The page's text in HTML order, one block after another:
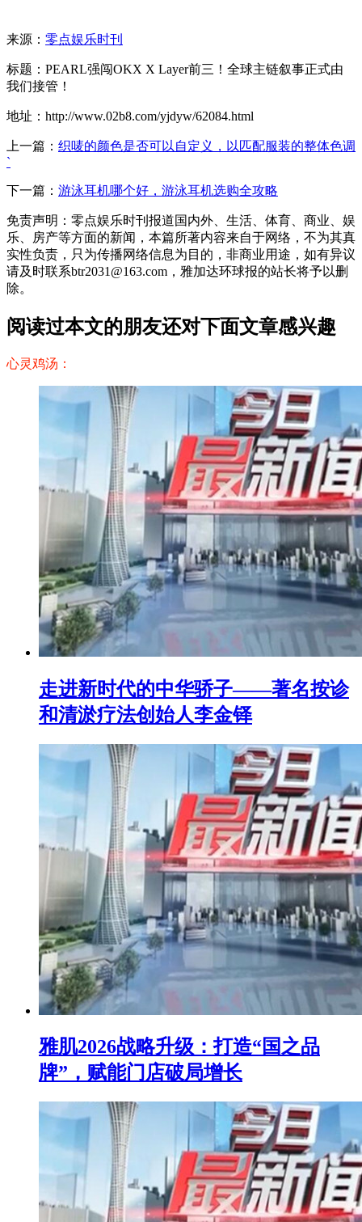
来源： 零点娱乐时刊
标题：PEARL强闯OKX X Layer前三！全球主链叙事正式由
我们接管！
地址：http://www.02b8.com/yjdyw/62084.html
上一篇： 织唛的颜色是否可以自定义，以匹配服装的整体色调
`
下一篇： 游泳耳机哪个好，游泳耳机选购全攻略
免责声明：零点娱乐时刊报道国内外、生活、体育、商业、娱
乐、房产等方面的新闻，本篇所著内容来自于网络，不为其真
实性负责，只为传播网络信息为目的，非商业用途，如有异议
请及时联系btr2031@163.com，雅加达环球报的站长将予以删
除。
阅读过本文的朋友还对下面文章感兴趣
心灵鸡汤：
走进新时代的中华骄子——著名按诊
和清淤疗法创始人李金铎
雅肌2026战略升级：打造“国之品
牌”，赋能门店破局增长